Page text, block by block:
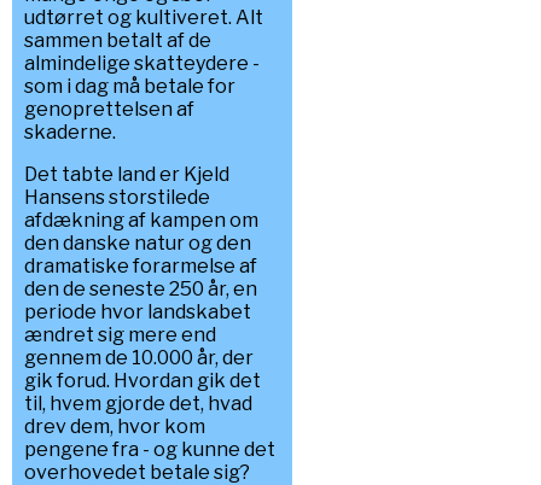
udtørret og kultiveret. Alt
sammen betalt af de
almindelige skatteydere -
som i dag må betale for
genoprettelsen af
skaderne.
Det tabte land er Kjeld
Hansens storstilede
afdækning af kampen om
den danske natur og den
dramatiske forarmelse af
den de seneste 250 år, en
periode hvor landskabet
ændret sig mere end
gennem de 10.000 år, der
gik forud. Hvordan gik det
til, hvem gjorde det, hvad
drev dem, hvor kom
pengene fra - og kunne det
overhovedet betale sig?